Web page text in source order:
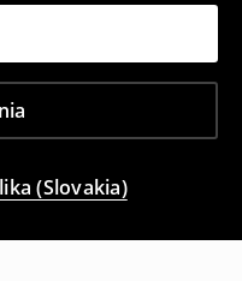
(Slovakia)